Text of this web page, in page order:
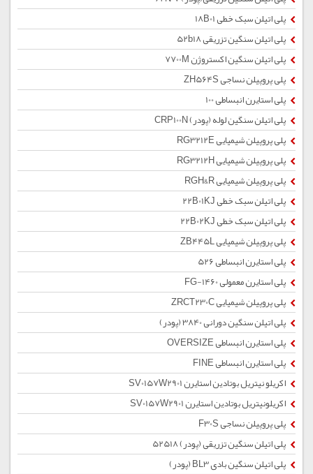
پلی اتیلن سبک خطی 18B01
پلی اتیلن سنگین تزریقی 52b18
پلی اتیلن سنگین اکستروژن 7700M
پلی پروپیلن نساجی ZH564S
پلی استایرن انبساطی 100
پلی اتیلن سنگین لوله (پودر) CRP100N
پلی پروپیلن شیمیایی RG3212E
پلی پروپیلن شیمیایی RG3212H
پلی پروپیلن شیمیایی RGH&R
پلی اتیلن سبک خطی 22B01KJ
پلی اتیلن سبک خطی 22B02KJ
پلی پروپیلن شیمیایی ZB445L
پلی استایرن انبساطی 526
پلی استایرن معمولی 1460-FG
پلی پروپیلن شیمیایی ZRCT230C
پلی اتیلن سنگین دورانی 3840 (پودر)
پلی استایرن انبساطی OVERSIZE
پلی استایرن انبساطی FINE
اکریلو نیتریل بوتادین استایرن SV0157W2901
اکریلونیتریل بوتادین استایرن SV0157W2901
پلی پروپیلن نساجی F30S
پلی اتیلن سنگین تزریقی (پودر) 52518
پلی اتیلن سنگین بادی BL3 (پودر)